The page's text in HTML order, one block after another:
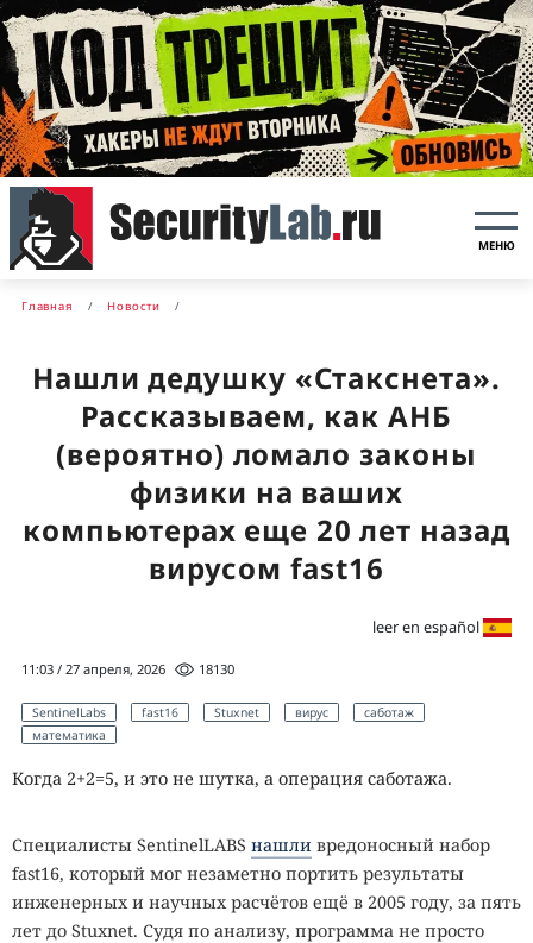
МЕНЮ
Главная Новости
Нашли дедушку «Стакснета».
Рассказываем, как АНБ
(вероятно) ломало законы
физики на ваших
компьютерах еще 20 лет назад
вирусом fast16
leer en español
11:03 / 27 апреля, 2026 18130
SentinelLabs fast16 Stuxnet вирус
саботаж
математика
Когда 2+2=5, и это не шутка, а операция саботажа.
Специалисты SentinelLABS нашли вредоносный набор
fast16, который мог незаметно портить результаты
инженерных и научных расчётов ещё в 2005 году, за пять
лет до Stuxnet. Судя по анализу, программа не просто